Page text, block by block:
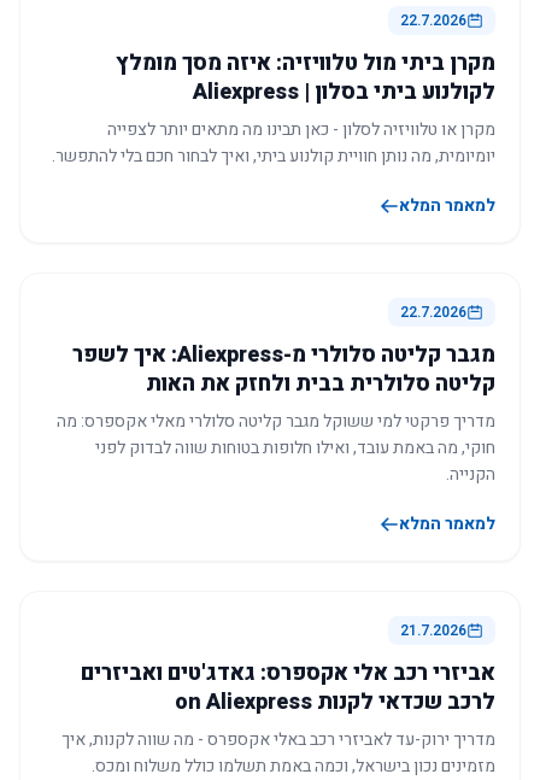
22.7.2026
מקרן ביתי מול טלוויזיה: איזה מסך מומלץ
לקולנוע ביתי בסלון | Aliexpress
מקרן או טלוויזיה לסלון - כאן תבינו מה מתאים יותר לצפייה
יומיומית, מה נותן חוויית קולנוע ביתי, ואיך לבחור חכם בלי להתפשר.
למאמר המלא
22.7.2026
מגבר קליטה סלולרי מ-Aliexpress: איך לשפר
קליטה סלולרית בבית ולחזק את האות
מדריך פרקטי למי ששוקל מגבר קליטה סלולרי מאלי אקספרס: מה
חוקי, מה באמת עובד, ואילו חלופות בטוחות שווה לבדוק לפני
הקנייה.
למאמר המלא
21.7.2026
אביזרי רכב אלי אקספרס: גאדג'טים ואביזרים
לרכב שכדאי לקנות on Aliexpress
מדריך ירוק-עד לאביזרי רכב באלי אקספרס - מה שווה לקנות, איך
מזמינים נכון בישראל, וכמה באמת תשלמו כולל משלוח ומכס.